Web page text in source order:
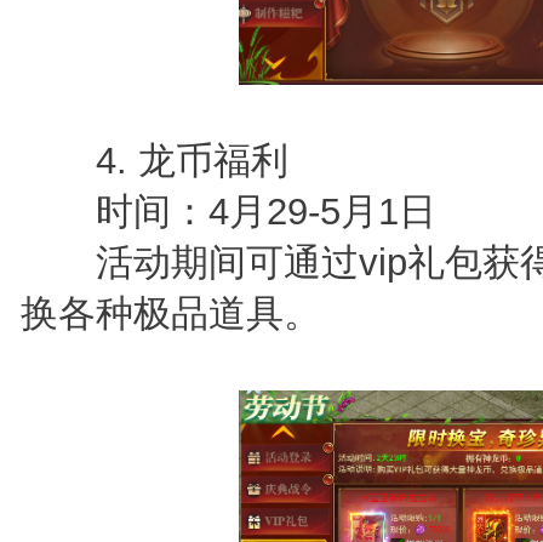
4. 龙币福利
时间：4月29-5月1日
活动期间可通过vip礼包获
换各种极品道具。